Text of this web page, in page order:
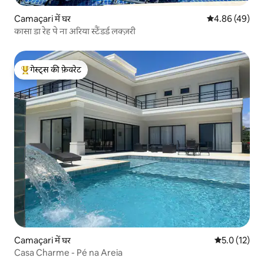
Camaçari में घर औसत रेटिंग 5 में
4.86 (49)
कासा डा रेह पे ना अरिया स्टैंडर्ड लक्ज़री
गेस्ट्स का टॉप फ़ेवरेट
गेस्ट्स की फ़ेवरेट
Camaçari में घर औसत रेटिंग 5
5.0 (12)
Casa Charme - Pé na Areia